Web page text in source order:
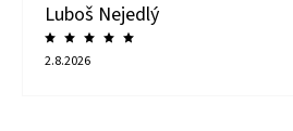
Luboš Nejedlý
2.8.2026